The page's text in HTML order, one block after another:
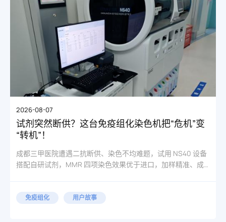
2026-08-07
试剂突然断供？这台免疫组化染色机把“危机”变
“转机”！
成都三甲医院遭遇二抗断供、染色不均难题，试用 NS40 设备
搭配自研试剂，MMR 四项染色效果优于进口，加样精准、成
免疫组化 用户故事